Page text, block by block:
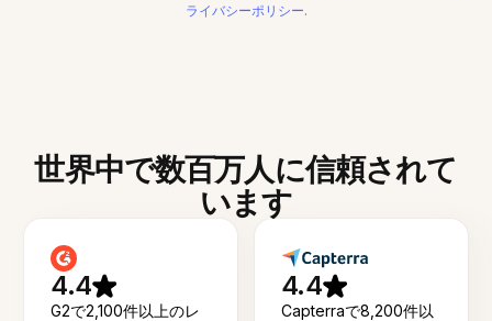
ライバシーポリシー.
世界中で数百万人に信頼されて
います
4.4
G2で2,100件以上のレ
4.4
Capterraで8,200件以